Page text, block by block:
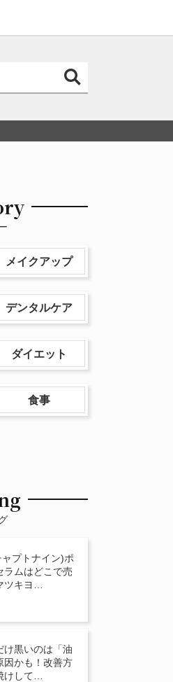
メイクアップ
デンタルケア
ダイエット
食事
プトナイン)ポ
ラムはどこで売
ツキヨ…
け黒いのは「油
因かも！改善方
けして…